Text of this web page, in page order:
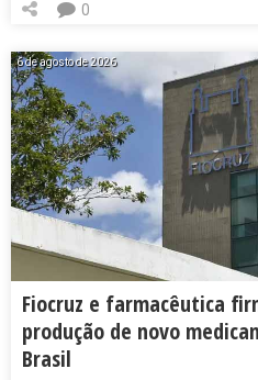
0
6 de agosto de 2026
Fiocruz e farmacêutica
produção de novo
Brasil